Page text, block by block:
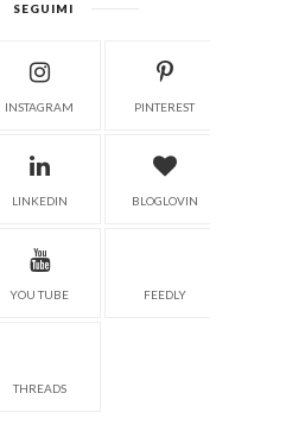
SEGUIMI
INSTAGRAM PINTEREST
LINKEDIN BLOGLOVIN
YOU TUBE FEEDLY
THREADS